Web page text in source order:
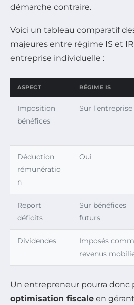
démarche contraire.
Voici un tableau comparatif
majeures entre régime IS et
entreprise individuelle :
ASPECT RÉGIME IS
Imposition
bénéfices
Sur l’entreprise
Déduction
rémunératio
n
Oui
Report
déficits
Sur bénéfices
futurs
Dividendes
Imposés
revenus
Un entrepreneur pourra donc
optimisation fiscale en